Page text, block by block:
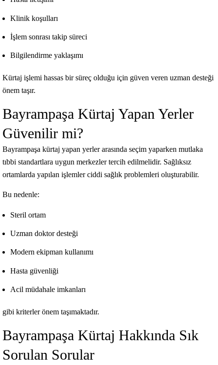
Klinik koşulları
İşlem sonrası takip süreci
Bilgilendirme yaklaşımı
Kürtaj işlemi hassas bir süreç olduğu için güven veren uzman desteği
önem taşır.
Bayrampaşa Kürtaj Yapan Yerler
Güvenilir mi?
Bayrampaşa kürtaj yapan yerler arasında seçim yaparken mutlaka
tıbbi standartlara uygun merkezler tercih edilmelidir. Sağlıksız
ortamlarda yapılan işlemler ciddi sağlık problemleri oluşturabilir.
Bu nedenle:
Steril ortam
Uzman doktor desteği
Modern ekipman kullanımı
Hasta güvenliği
Acil müdahale imkanları
gibi kriterler önem taşımaktadır.
Bayrampaşa Kürtaj Hakkında Sık
Sorulan Sorular